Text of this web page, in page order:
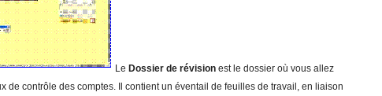
Le Dossier de révision est le dossier où vous allez
de contrôle des comptes. Il contient un éventail de feuilles de travail, en liaison